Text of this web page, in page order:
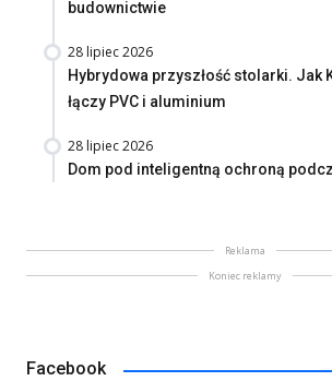
budownictwie
28 lipiec 2026
Hybrydowa przyszłość stolarki. Jak
łączy PVC i aluminium
28 lipiec 2026
Dom pod inteligentną ochroną
Reklama
Koniec reklamy
Facebook